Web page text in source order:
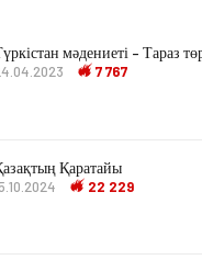
мәдениеті – Тараз
7 767
Қаратайы
22 229